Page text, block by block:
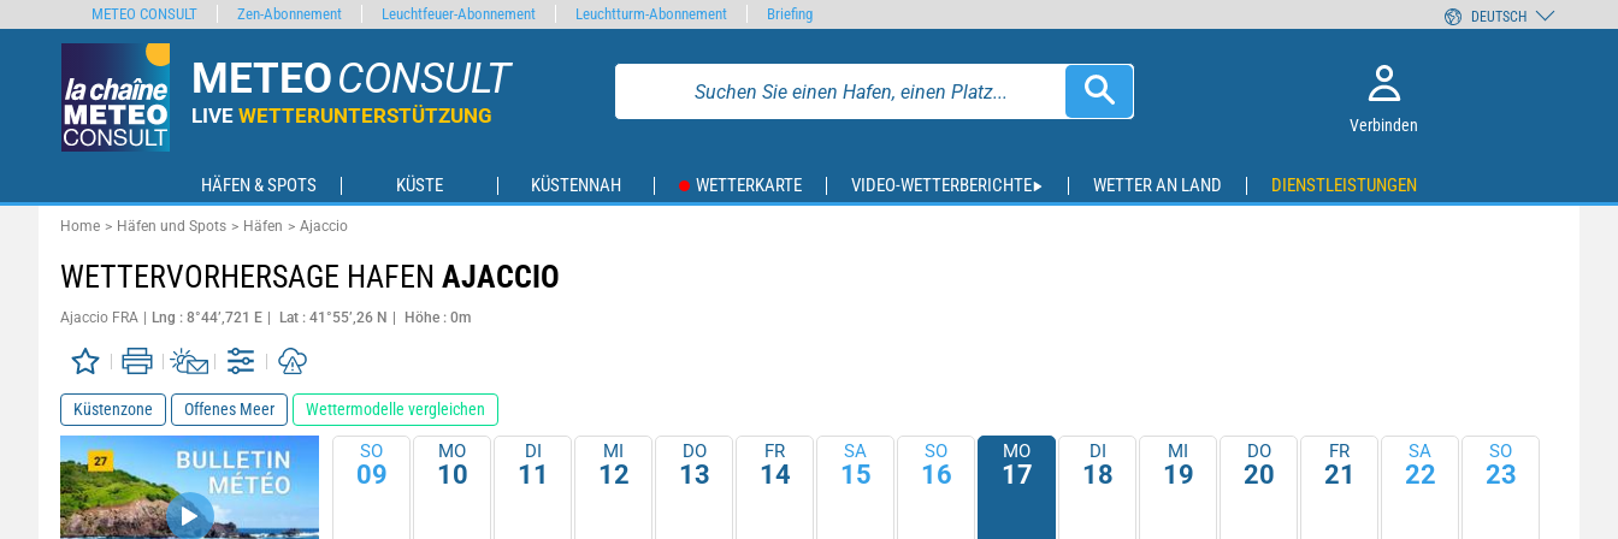
METEOCONSULT
LIVE WETTERUNTERSTÜTZUNG Verbinden
HÄFEN & SPOTS KÜSTE KÜSTENNAH WETTERKARTE VIDEO-WETTERBERICHTE WETTER AN LAND DIENSTLEISTUNGEN
Home Häfen und Spots Häfen Ajaccio
WETTERVORHERSAGE HAFEN AJACCIO
Ajaccio FRA Lng : 8°44’,721 E Lat : 41°55’,26 N Höhe : 0m
Küstenzone Offenes Meer Wettermodelle vergleichen
SO
09
MO
10
DI
11
MI
12
DO
13
FR
14
SA
15
SO
16
MO
17
DI
18
MI
19
DO
20
FR
21
SA
22
SO
23
METEO CONSULT Zen-Abonnement Leuchtfeuer-Abonnement Leuchtturm-Abonnement Briefing DEUTSCH